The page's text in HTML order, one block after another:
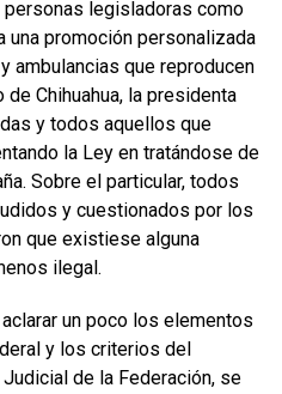
personas legisladoras como
una promoción personalizada
ambulancias que reproducen
Chihuahua, la presidenta
y todos aquellos que
la Ley en tratándose de
Sobre el particular, todos
y cuestionados por los
que existiese alguna
ilegal.
un poco los elementos
y los criterios del
de la Federación, se